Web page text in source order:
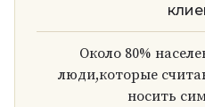
Около 80%
люди,которые
носить